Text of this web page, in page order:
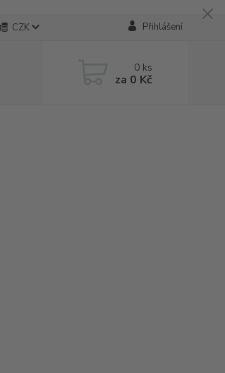
CZK Přihlášení
0 ks
za 0 Kč